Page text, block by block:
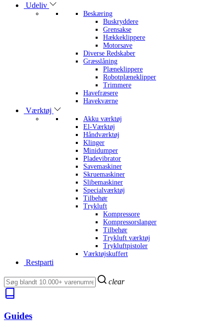
Udeliv
Beskæring
Buskryddere
Grensakse
Hækkeklippere
Motorsave
Diverse Redskaber
Græsslåning
Plæneklippere
Robotplæneklipper
Trimmere
Havefræsere
Havekværne
Værktøj
Akku værktøj
El-Værktøj
Håndværktøj
Klinger
Minidumper
Pladevibrator
Savemaskiner
Skruemaskiner
Slibemaskiner
Specialværktøj
Tilbehør
Trykluft
Kompressore
Kompressorslanger
Tilbehør
Trykluft værktøj
Trykluftpistoler
Værktøjskuffert
Restparti
clear
Guides